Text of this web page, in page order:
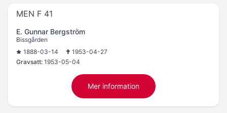
MEN F 41
E. Gunnar Bergström
Bissgården
1888-03-14
1953-04-27
Gravsatt: 1953-05-04
Mer information